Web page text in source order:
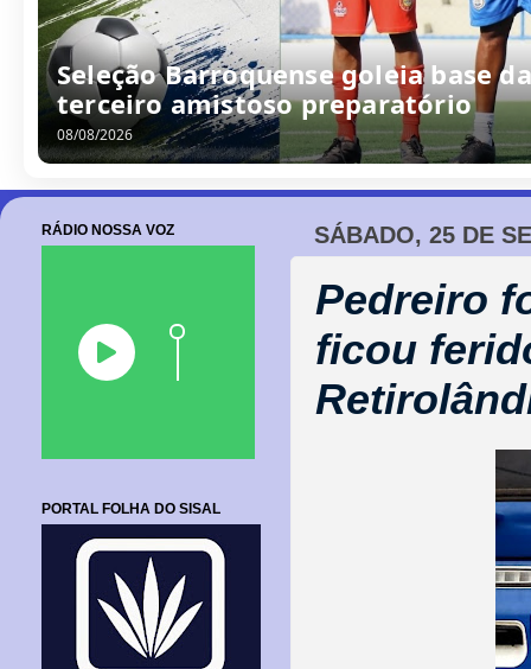
Seleção Barroquense goleia base
terceiro amistoso preparatório
08/08/2026
SÁBADO, 25 DE
Pedreiro
ficou
RÁDIO NOSSA VOZ
PORTAL FOLHA DO SISAL